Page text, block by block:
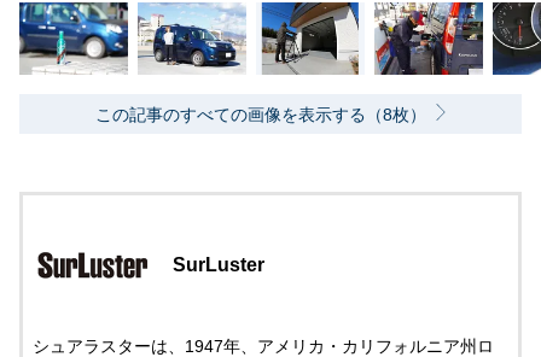
この記事のすべての画像を表示する（8枚）
SurLuster
シュアラスターは、1947年、アメリカ・カリフォルニア州ロ